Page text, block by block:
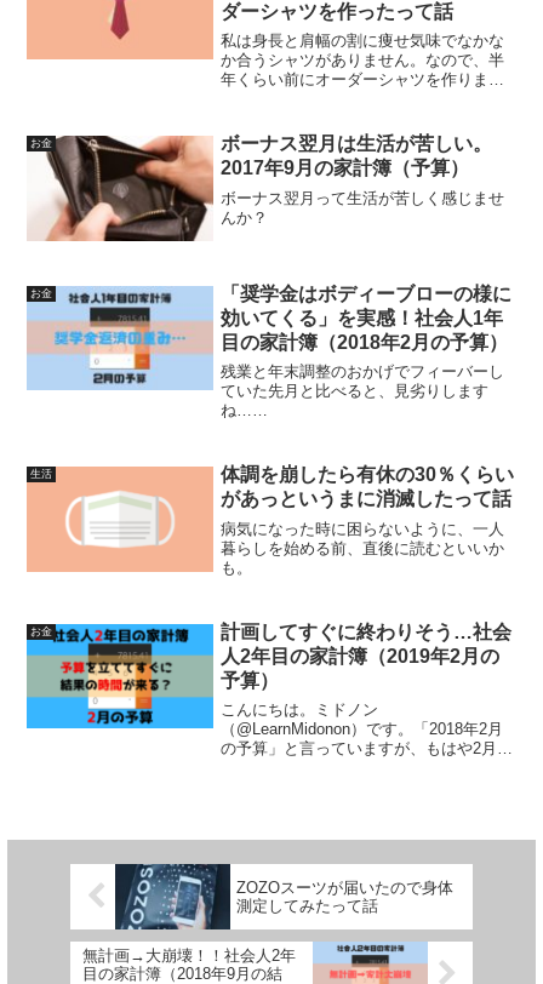
ダーシャツを作ったって話
私は身長と肩幅の割に痩せ気味でなかな
か合うシャツがありません。なので、半
年くらい前にオーダーシャツを作りまし
お金
ボーナス翌月は生活が苦しい。
2017年9月の家計簿（予算）
ボーナス翌月って生活が苦しく感じませ
んか？
お金
「奨学金はボディーブローの様に
効いてくる」を実感！社会人1年
目の家計簿（2018年2月の予算）
残業と年末調整のおかげでフィーバーし
ていた先月と比べると、見劣りします
ね……
生活
体調を崩したら有休の30％くらい
があっというまに消滅したって話
病気になった時に困らないように、一人
暮らしを始める前、直後に読むといいか
も。
お金
計画してすぐに終わりそう…社会
人2年目の家計簿（2019年2月の
予算）
こんにちは。ミドノン
（@LearnMidonon）です。「2018年2月
の予算」と言っていますが、もはや2月も
ZOZOスーツが届いたので身体
測定してみたって話
無計画→大崩壊！！社会人2年
目の家計簿（2018年9月の結